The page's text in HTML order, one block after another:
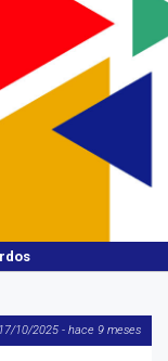
17/10/2025 - hace 9 meses